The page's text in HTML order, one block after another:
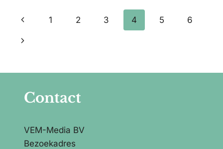
MEER
EN
Paginanavigatie
Vorige
pagina
1 2 3 4 5 6
Volgende
Contact
VEM-Media BV
Bezoekadres